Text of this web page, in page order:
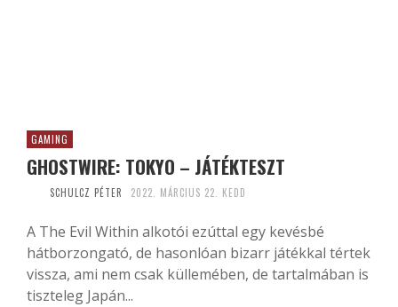
GAMING
GHOSTWIRE: TOKYO – JÁTÉKTESZT
SCHULCZ PÉTER 2022. MÁRCIUS 22. KEDD
A The Evil Within alkotói ezúttal egy kevésbé
hátborzongató, de hasonlóan bizarr játékkal tértek
vissza, ami nem csak küllemében, de tartalmában is
tiszteleg Japán...